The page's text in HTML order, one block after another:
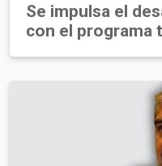
Se impulsa el
con el